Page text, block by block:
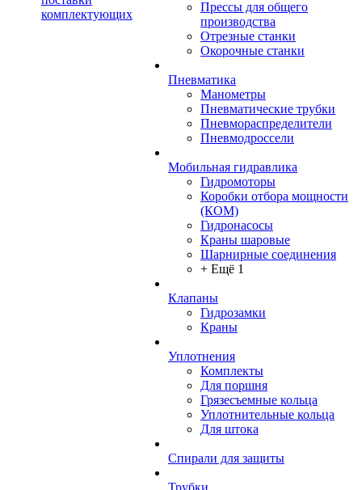
комплектующих
Прессы для общего
производства
Отрезные станки
Окорочные станки
Пневматика
Манометры
Пневматические трубки
Пневмораспределители
Пневмодроссели
Мобильная гидравлика
Гидромоторы
Коробки отбора мощности
(КОМ)
Гидронасосы
Краны шаровые
Шарнирные соединения
+ Ещё 1
Клапаны
Гидрозамки
Краны
Уплотнения
Комплекты
Для поршня
Грязесъемные кольца
Уплотнительные кольца
Для штока
Спирали для защиты
Трубки